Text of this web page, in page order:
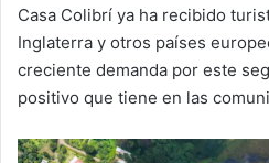
Casa Colibrí ya ha recibido
Inglaterra y otros países
creciente demanda por este
positivo que tiene en las